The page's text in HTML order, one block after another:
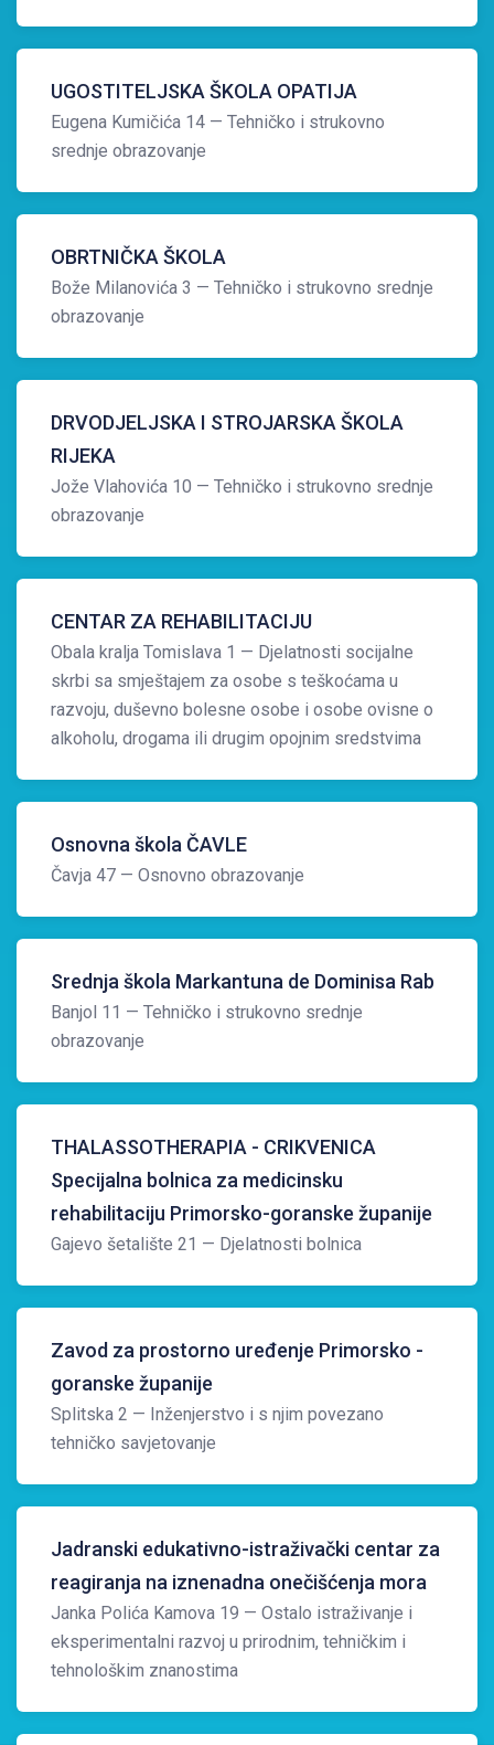
UGOSTITELJSKA ŠKOLA OPATIJA
Eugena Kumičića 14 — Tehničko i strukovno
srednje obrazovanje
OBRTNIČKA ŠKOLA
Bože Milanovića 3 — Tehničko i strukovno srednje
obrazovanje
DRVODJELJSKA I STROJARSKA ŠKOLA
RIJEKA
Jože Vlahovića 10 — Tehničko i strukovno srednje
obrazovanje
CENTAR ZA REHABILITACIJU
Obala kralja Tomislava 1 — Djelatnosti socijalne
skrbi sa smještajem za osobe s teškoćama u
razvoju, duševno bolesne osobe i osobe ovisne o
alkoholu, drogama ili drugim opojnim sredstvima
Osnovna škola ČAVLE
Čavja 47 — Osnovno obrazovanje
Srednja škola Markantuna de Dominisa Rab
Banjol 11 — Tehničko i strukovno srednje
obrazovanje
THALASSOTHERAPIA - CRIKVENICA
Specijalna bolnica za medicinsku
rehabilitaciju Primorsko-goranske županije
Gajevo šetalište 21 — Djelatnosti bolnica
Zavod za prostorno uređenje Primorsko -
goranske županije
Splitska 2 — Inženjerstvo i s njim povezano
tehničko savjetovanje
Jadranski edukativno-istraživački centar za
reagiranja na iznenadna onečišćenja mora
Janka Polića Kamova 19 — Ostalo istraživanje i
eksperimentalni razvoj u prirodnim, tehničkim i
tehnološkim znanostima